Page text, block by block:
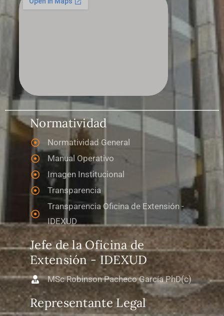
Normatividad
Normatividad General
Manual Operativo
Imagen Institucional
Transparencia
Transparencia Oficina de Extensión -
IDEXUD
Jefe de la Oficina de
Extensión - IDEXUD
MSc Robinson Pacheco García PhD(c)
Representante Legal